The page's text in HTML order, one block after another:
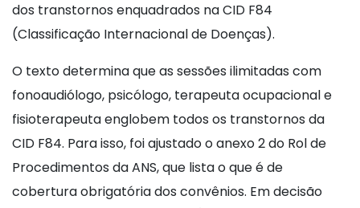
dos transtornos enquadrados na CID F84
(Classificação Internacional de Doenças).
O texto determina que as sessões ilimitadas com
fonoaudiólogo, psicólogo, terapeuta ocupacional e
fisioterapeuta englobem todos os transtornos da
CID F84. Para isso, foi ajustado o anexo 2 do Rol de
Procedimentos da ANS, que lista o que é de
cobertura obrigatória dos convênios. Em decisão